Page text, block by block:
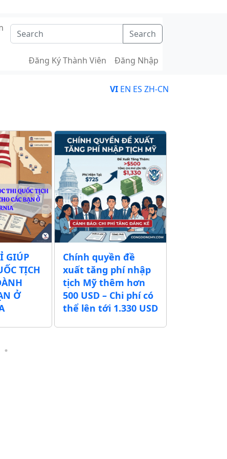
Search
Đăng Ký Thành Viên Đăng Nhập
VI EN ES ZH-CN
TỊCH
Chính quyền đề
xuất tăng phí nhập
tịch Mỹ thêm hơn
500 USD – Chi phí có
thể lên tới 1.330 USD